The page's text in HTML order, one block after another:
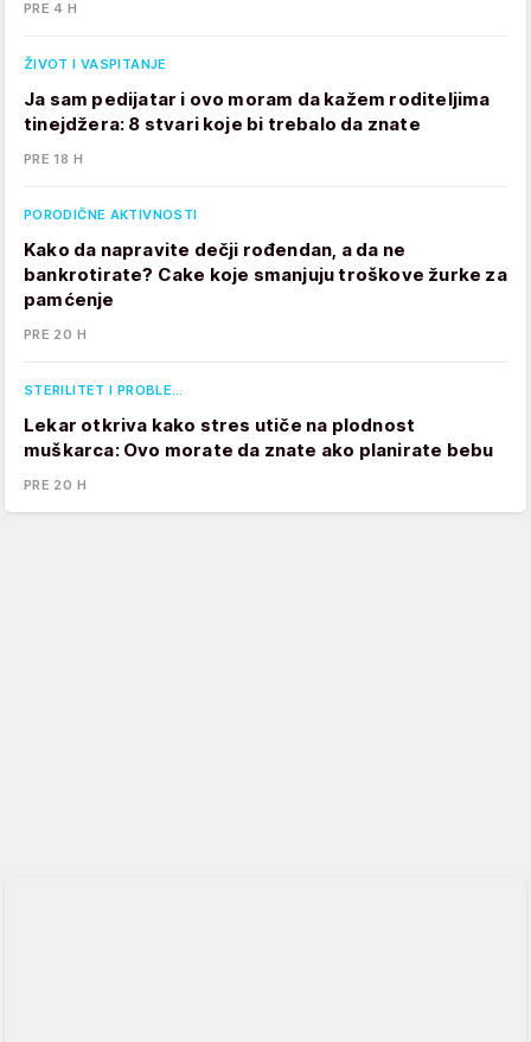
PRE 4 H
ŽIVOT I VASPITANJE
Ja sam pedijatar i ovo moram da kažem roditeljima
tinejdžera: 8 stvari koje bi trebalo da znate
PRE 18 H
PORODIČNE AKTIVNOSTI
Kako da napravite dečji rođendan, a da ne
bankrotirate? Cake koje smanjuju troškove žurke za
pamćenje
PRE 20 H
STERILITET I PROBLE…
Lekar otkriva kako stres utiče na plodnost
muškarca: Ovo morate da znate ako planirate bebu
PRE 20 H